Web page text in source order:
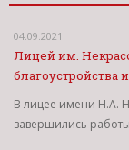
04.09.2021
Лицей им.
В лицее имени Н.А.
завершились